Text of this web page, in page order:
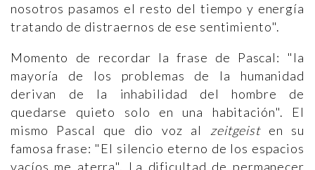
nosotros pasamos el resto del tiempo y energía
tratando de distraernos de ese sentimiento".
Momento de recordar la frase de Pascal: "la
mayoría de los problemas de la humanidad
derivan de la inhabilidad del hombre de
quedarse quieto solo en una habitación". El
mismo Pascal que dio voz al zeitgeisten su
famosa frase: "El silencio eterno de los espacios
vacíos me aterra". La dificultad de permanecer